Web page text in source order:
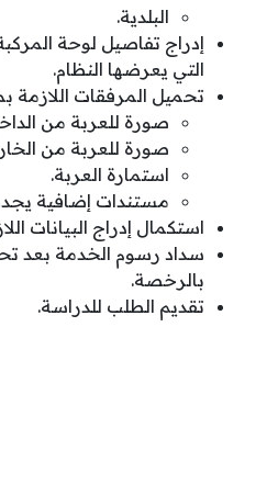
البلدية.
إدراج تفاصيل لوحة
التي يعرضها النظام.
تحميل المرفقات اللازمة
صورة للعربة من
صورة للعربة من
استمارة العربة.
مستندات إضافية
استكمال إدراج البيانات
سداد رسوم الخدمة بعد
بالرخصة.
تقديم الطلب للدراسة.